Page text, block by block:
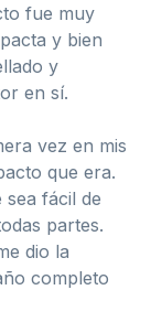
fue muy
y bien
y
en sí.
vez en mis
que era.
sea fácil de
partes.
dio la
completo